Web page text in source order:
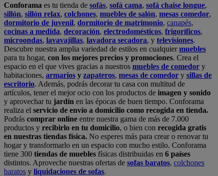
Conforama es tu tienda de sofás, sofá cama, sofá chaise longue,
sillón, sillón relax, colchones, muebles de salón, mesas comedor,
dormitorio de juvenil, dormitorio de matrimonio, canapés,
cocinas a medida, decoración, electrodomésticos, frigoríficos,
microondas, lavavajillas, lavadora secadora, y televisiones.
Descubre nuestra amplia variedad de estilos en cualquiermuebles
para tu hogar, con los mejores precios y promociones. Crea el
espacio en el que vives gracias a nuestros muebles de comedor y
habitaciones, armarios y zapateros, mesas de comedor y sillas de
escritorio. Además, podrás decorar tu casa con multitud de
artículos, tener el mejor ocio con los productos de imagen y sonido
y aprovechar tu jardín en las épocas de buen tiempo. Conforama
realiza el servicio de envío a domicilio como recogida en tienda.
Podrás comprar online entre nuestra gama de más de 7.000
productos y recibirlo en tu domicilio, o bien con recogida gratis
en nuestras tiendas física. No esperes más para crear o renovar tu
hogar y transformarlo en un espacio con mucho estilo. Conforama
tiene 300 tiendas de muebles físicas distribuidas en 6 países
distintos. Aproveche nuestras ofertas de sofas baratos, colchones
baratos y liquidaciones de sofas.